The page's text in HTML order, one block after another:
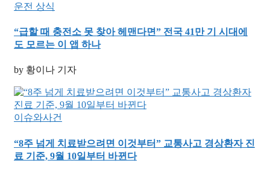
운전 상식
“급할 때 충전소 못 찾아 헤맨다면” 전국 41만 기 시대에
도 모르는 이 앱 하나
by 황이나 기자
이슈와사건
“8주 넘게 치료받으려면 이것부터” 교통사고 경상환자 진
료 기준, 9월 10일부터 바뀐다